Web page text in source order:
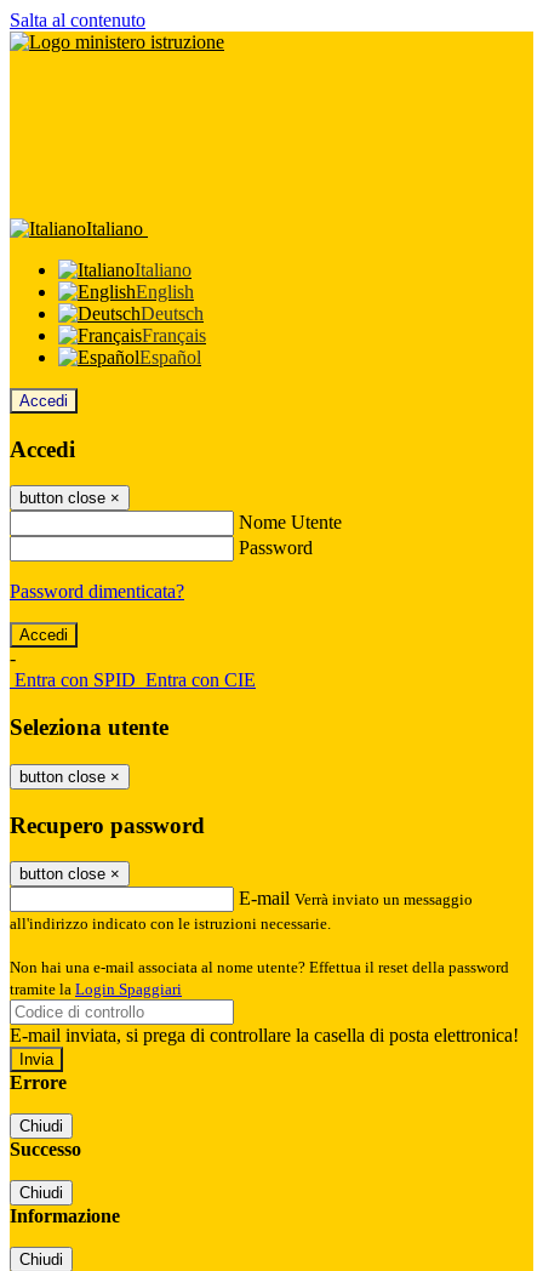
Salta al contenuto
Italiano
Italiano
English
Deutsch
Français
Español
Accedi
Accedi
button close ×
Nome Utente
Password
Password dimenticata?
-
Entra con SPID Entra con CIE
Seleziona utente
button close ×
Recupero password
button close ×
E-mail Verrà inviato un messaggio
all'indirizzo indicato con le istruzioni necessarie.
Non hai una e-mail associata al nome utente? Effettua il reset della password
tramite la Login Spaggiari
E-mail inviata, si prega di controllare la casella di posta elettronica!
Errore
Chiudi
Successo
Chiudi
Informazione
Chiudi